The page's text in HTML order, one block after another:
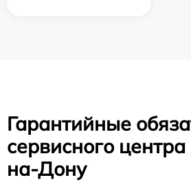
Гарантийные
сервисного
на-Дону